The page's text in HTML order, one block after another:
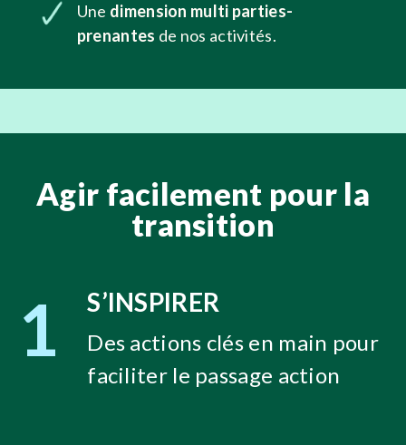
Une dimension multi parties-
prenantes de nos activités.
Agir facilement pour la
transition
1 S’INSPIRER
Des actions clés en main pour
faciliter le passage action